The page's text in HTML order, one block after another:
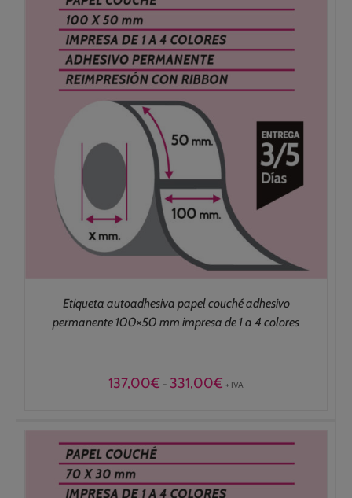
363,00€
Etiqueta autoadhesiva papel couché adhesivo
permanente 100×50 mm impresa de 1 a 4 colores
137,00€ - 331,00€ Rango
331,00€
+ IVA